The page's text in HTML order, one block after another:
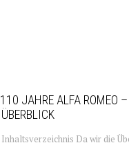
110 JAHRE ALFA ROMEO –
ÜBERBLICK
Inhaltsverzeichnis Da wir die